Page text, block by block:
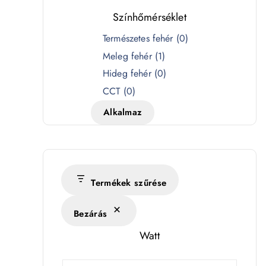
Színhőmérséklet
é
s
k
Természetes fehér (0)
Meleg fehér (1)
Hideg fehér (0)
CCT (0)
Alkalmaz
Termékek szűrése
Bezárás
Watt